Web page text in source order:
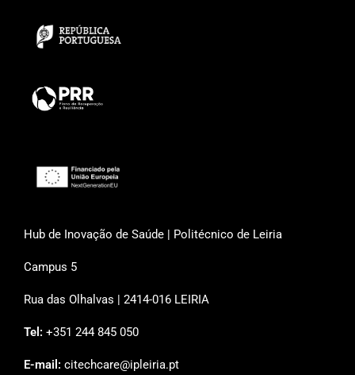
Hub de Inovação de Saúde | Politécnico de Leiria
Campus 5
Rua das Olhalvas | 2414-016 LEIRIA
Tel: +351 244 845 050
E-mail: citechcare@ipleiria.pt